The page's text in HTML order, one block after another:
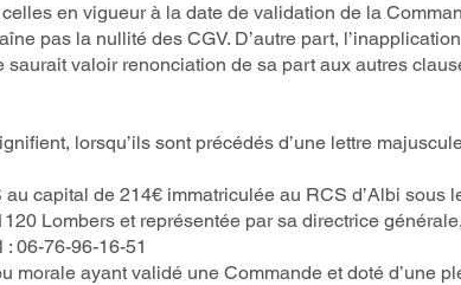
en vigueur à la date de validation de la
pas la nullité des CGV. D’autre part,
valoir renonciation de sa part aux autres
lorsqu’ils sont précédés d’une lettre
capital de 214€ immatriculée au RCS d’Albi sous
Lombers et représentée par sa directrice
: 06-76-96-16-51
morale ayant validé une Commande et doté d’une